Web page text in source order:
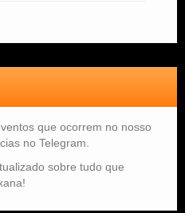
que ocorrem no nosso
no Telegram.
sobre tudo que